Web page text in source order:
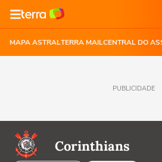
MAPA ASTRALTERRA MAILCENTRAL DO
PUBLICIDADE
Corinthians